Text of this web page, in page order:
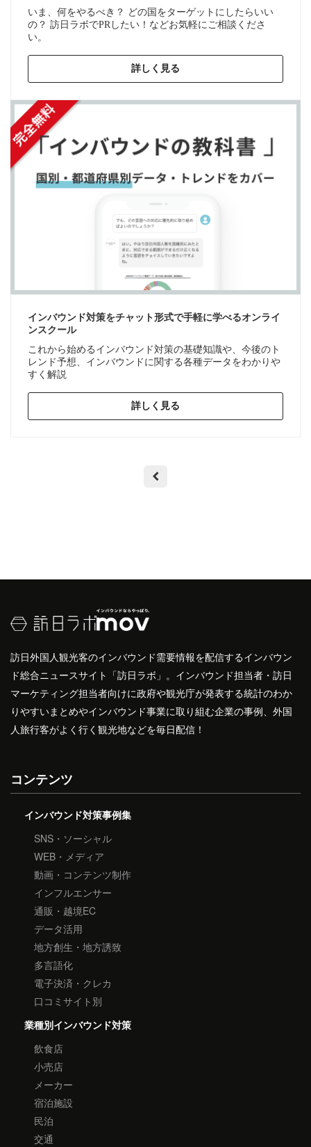
いま、何をやるべき？ どの国をターゲットにしたらいい
の？ 訪日ラボでPRしたい！などお気軽にご相談くださ
い。
詳しく見る
インバウンド対策をチャット形式で手軽に学べるオンライ
ンスクール
これから始めるインバウンド対策の基礎知識や、今後のト
レンド予想、インバウンドに関する各種データをわかりや
すく解説
詳しく見る
訪日外国人観光客のインバウンド需要情報を配信するインバウン
ド総合ニュースサイト「訪日ラボ」。インバウンド担当者・訪日
マーケティング担当者向けに政府や観光庁が発表する統計のわか
りやすいまとめやインバウンド事業に取り組む企業の事例、外国
人旅行客がよく行く観光地などを毎日配信！
コンテンツ
インバウンド対策事例集
SNS・ソーシャル
WEB・メディア
動画・コンテンツ制作
インフルエンサー
通販・越境EC
データ活用
地方創生・地方誘致
多言語化
電子決済・クレカ
口コミサイト別
業種別インバウンド対策
飲食店
小売店
メーカー
宿泊施設
民泊
交通